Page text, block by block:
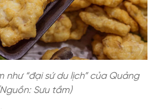
như “đại sứ du lịch” của Quảng
Sưu tầm)